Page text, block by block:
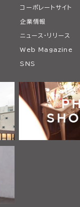
コーポレートサイト
企業情報
ニュース・リリース
Web Magazine
SNS